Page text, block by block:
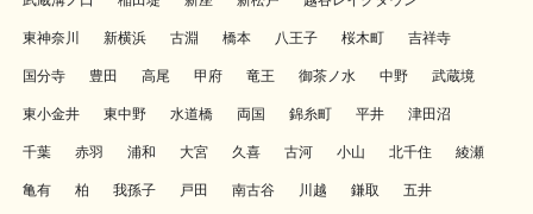
東神奈川 新横浜 古淵 橋本 八王子 桜木町 吉祥寺
国分寺 豊田 高尾 甲府 竜王 御茶ノ水 中野 武蔵境
東小金井 東中野 水道橋 両国 錦糸町 平井 津田沼
千葉 赤羽 浦和 大宮 久喜 古河 小山 北千住 綾瀬
亀有 柏 我孫子 戸田 南古谷 川越 鎌取 五井